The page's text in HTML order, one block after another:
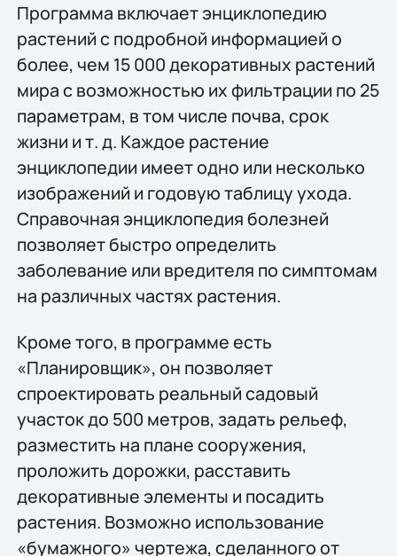
Программа включает энциклопедию
растений с подробной информацией о
более, чем 15 000 декоративных растений
мира с возможностью их фильтрации по 25
параметрам, в том числе почва, срок
жизни и т. д. Каждое растение
энциклопедии имеет одно или несколько
изображений и годовую таблицу ухода.
Справочная энциклопедия болезней
позволяет быстро определить
заболевание или вредителя по симптомам
на различных частях растения.
Кроме того, в программе есть
«Планировщик», он позволяет
спроектировать реальный садовый
участок до 500 метров, задать рельеф,
разместить на плане сооружения,
проложить дорожки, расставить
декоративные элементы и посадить
растения. Возможно использование
«бумажного» чертежа, сделанного от